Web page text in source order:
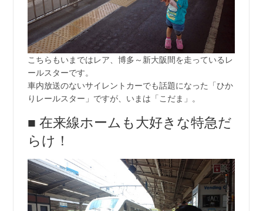
こちらもいまではレア、博多～新大阪間を走っているレ
ールスターです。
車内放送のないサイレントカーでも話題になった「ひか
りレールスター」ですが、いまは「こだま」。
■ 在来線ホームも大好きな特急だ
らけ！